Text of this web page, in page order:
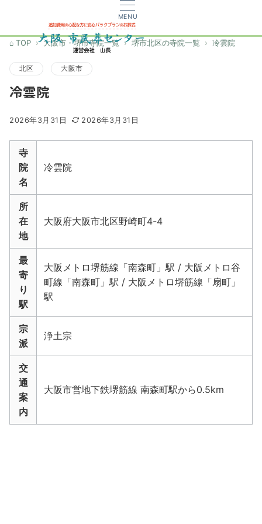
MENU
TOP 大阪市・堺市寺院一覧 堺市北区の寺院一覧 冷雲院
北区 大阪市
冷雲院
2026年3月31日 2026年3月31日
寺
院
名
冷雲院
所
在
地
大阪府大阪市北区野崎町4-4
最
寄
り
駅
大阪メトロ堺筋線「南森町」駅 / 大阪メトロ谷
町線「南森町」駅 / 大阪メトロ堺筋線「扇町」
駅
宗
派
浄土宗
交
通
案
内
大阪市営地下鉄堺筋線 南森町駅から0.5km